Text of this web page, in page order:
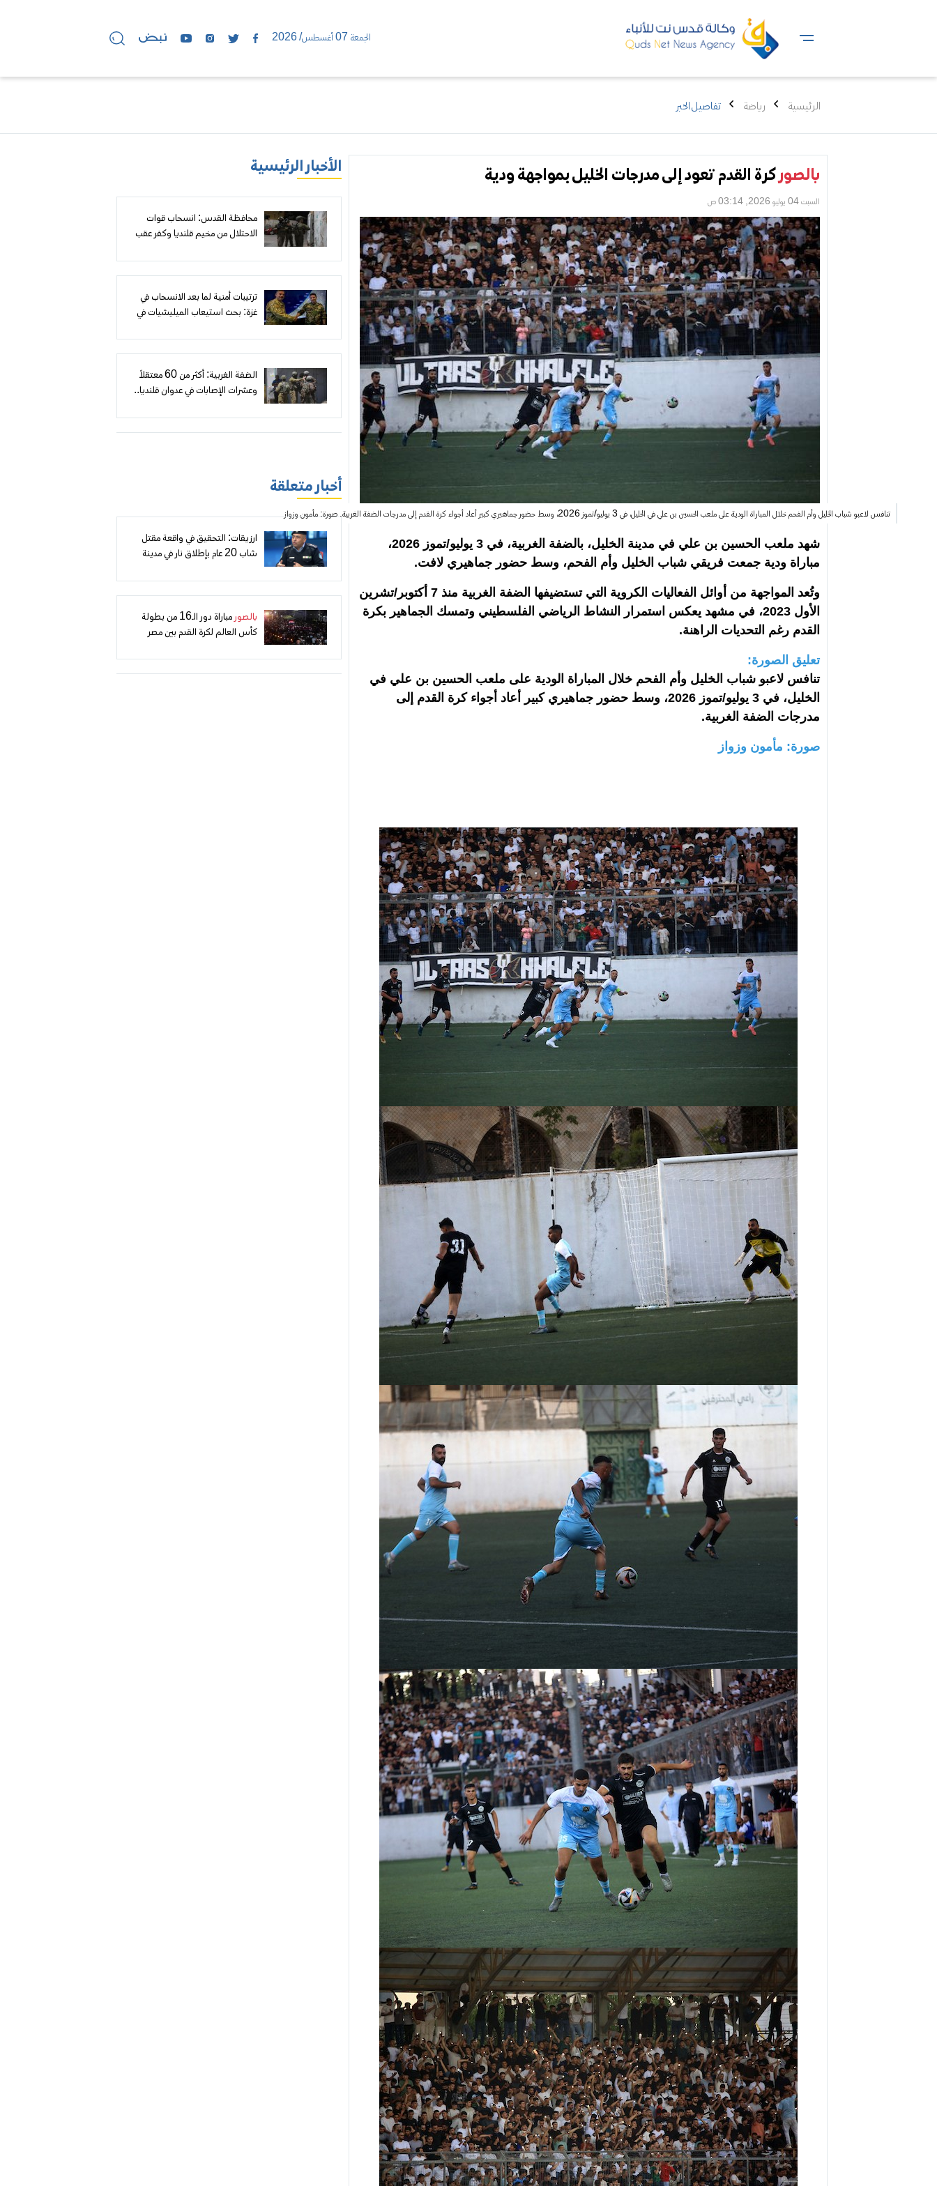
الجمعة 07 أغسطس/ 2026
الرئيسية رياضة تفاصيل الخبر
بالصوركرة القدم تعود إلى مدرجات الخليل بمواجهة ودية
السبت 04 يوليو 2026, 03:14 ص
تنافس لاعبو شباب الخليل وأم الفحم خلال المباراة الودية على ملعب الحسين بن علي في الخليل، في 3 يوليو/تموز 2026، وسط حضور جماهيري كبير أعاد أجواء كرة القدم إلى مدرجات الضفة الغربية. صورة: مأمون وزواز
شهد ملعب الحسين بن علي في مدينة الخليل، بالضفة الغربية، في 3 يوليو/تموز 2026،
مباراة ودية جمعت فريقي شباب الخليل وأم الفحم، وسط حضور جماهيري لافت.
وتُعد المواجهة من أوائل الفعاليات الكروية التي تستضيفها الضفة الغربية منذ 7 أكتوبر/تشرين
الأول 2023، في مشهد يعكس استمرار النشاط الرياضي الفلسطيني وتمسك الجماهير بكرة
القدم رغم التحديات الراهنة.
تعليق الصورة:
تنافس لاعبو شباب الخليل وأم الفحم خلال المباراة الودية على ملعب الحسين بن علي في
الخليل، في 3 يوليو/تموز 2026، وسط حضور جماهيري كبير أعاد أجواء كرة القدم إلى
مدرجات الضفة الغربية.
صورة: مأمون وزواز
الأخبار الرئيسية
محافظة القدس: انسحاب قوات
الاحتلال من مخيم قلنديا وكفر عقب
انتهاكات جسيمة
ترتيبات أمنية لما بعد الانسحاب في
غزة: بحث استيعاب الميليشيات في
الضفة الغربية: أكثر من 60 معتقلاً
وعشرات الإصابات في عدوان قلنديا..
المستعمرين
أخبار متعلقة
ارزيقات: التحقيق في واقعة مقتل
شاب 20 عام بإطلاق نار في مدينة
بالصور
مباراة دور الـ16 من بطولة
كأس العالم لكرة القدم بين مصر